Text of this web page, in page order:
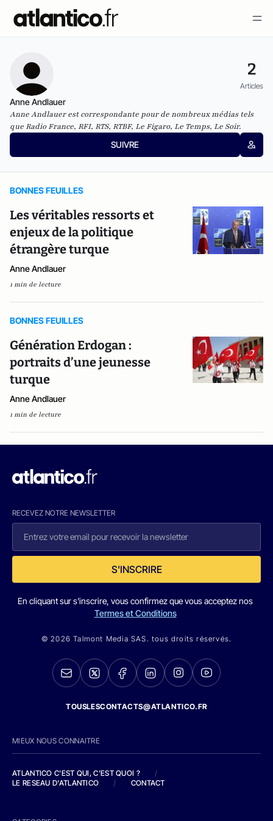
2
Articles
Anne Andlauer
Anne Andlauer est correspondante pour de nombreux médias tels
que Radio France, RFI, RTS, RTBF, Le Figaro, Le Temps, Le Soir.
SUIVRE
BONNES FEUILLES
Les véritables ressorts et
enjeux de la politique
étrangère turque
Anne Andlauer
1 min de lecture
BONNES FEUILLES
Génération Erdogan :
portraits d’une jeunesse
turque
Anne Andlauer
1 min de lecture
RECEVEZ NOTRE NEWSLETTER
S'INSCRIRE
En cliquant sur s'inscrire, vous confirmez que vous acceptez nos
Termes et Conditions
© 2026 Talmont Media SAS. tous droits réservés.
TOUSLESCONTACTS@ATLANTICO.FR
MIEUX NOUS CONNAITRE
ATLANTICO C'EST QUI, C'EST QUOI ?
/
LE RESEAU D'ATLANTICO
/ CONTACT